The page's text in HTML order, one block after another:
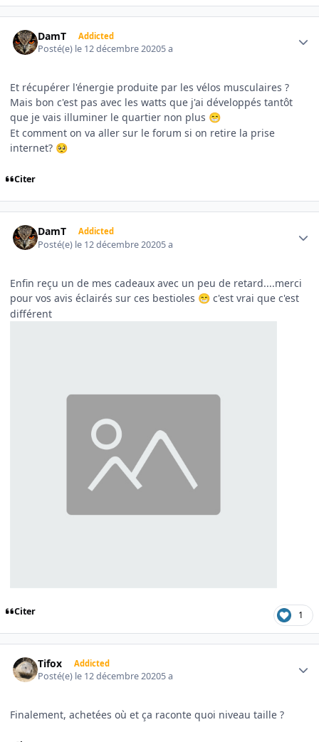
DamT Addicted
Posté(e) le 12 décembre 20205 a
Et récupérer l'énergie produite par les vélos musculaires ?
Mais bon c'est pas avec les watts que j'ai développés tantôt
que je vais illuminer le quartier non plus 😁
Et comment on va aller sur le forum si on retire la prise
internet? 🥺
Citer
DamT Addicted
Posté(e) le 12 décembre 20205 a
Enfin reçu un de mes cadeaux avec un peu de retard....merci
pour vos avis éclairés sur ces bestioles 😁 c'est vrai que c'est
différent
Citer 1
Tifox Addicted
Posté(e) le 12 décembre 20205 a
Finalement, achetées où et ça raconte quoi niveau taille ?